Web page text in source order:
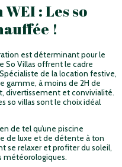
: Les so
!
est déterminant pour le
So Villas offrent le cadre
de la location festive,
gamme, à moins de 2H de
divertissement et convivialité.
so villas sont le choix idéal
de tel qu’une piscine
de luxe et de détente à ton
se relaxer et profiter du soleil,
météorologiques.